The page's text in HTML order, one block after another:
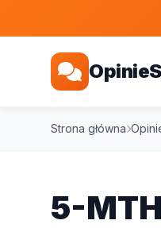
Strona główna
5-